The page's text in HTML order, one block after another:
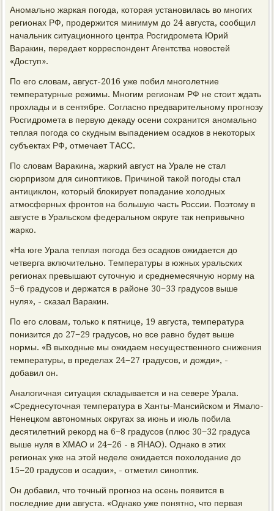
Аномально жаркая погода, которая установилась во многих
регионах РФ, продержится минимум до 24 августа, сообщил
начальник ситуационного центра Росгидромета Юрий
Варакин, передает корреспондент Агентства новостей
«Доступ».
По его словам, август-2016 уже побил многолетние
температурные режимы. Многим регионам РФ не стоит ждать
прохлады и в сентябре. Согласно предварительному прогнозу
Росгидромета в первую декаду осени сохранится аномально
теплая погода со скудным выпадением осадков в некоторых
субъектах РФ, отмечает ТАСС.
По словам Варакина, жаркий август на Урале не стал
сюрпризом для синоптиков. Причиной такой погоды стал
антициклон, который блокирует попадание холодных
атмосферных фронтов на большую часть России. Поэтому в
августе в Уральском федеральном округе так непривычно
жарко.
«На юге Урала теплая погода без осадков ожидается до
четверга включительно. Температуры в южных уральских
регионах превышают суточную и среднемесячную норму на
5−6 градусов и держатся в районе 30−33 градусов выше
нуля», - сказал Варакин.
По его словам, только к пятнице, 19 августа, температура
понизится до 27−29 градусов, но все равно будет выше
нормы. «В выходные мы ожидаем несущественного снижения
температуры, в пределах 24−27 градусов, и дожди», -
добавил он.
Аналогичная ситуация складывается и на севере Урала.
«Среднесуточная температура в Ханты-Мансийском и Ямало-
Ненецком автономных округах за июнь и июль побила
десятилетний рекорд на 6−8 градусов (плюс 30−32 градуса
выше нуля в ХМАО и 24−26 - в ЯНАО). Однако в этих
регионах уже на этой неделе ожидается похолодание до
15−20 градусов и осадки», - отметил синоптик.
Он добавил, что точный прогноз на осень появится в
последние дни августа. «Однако уже понятно, что первая